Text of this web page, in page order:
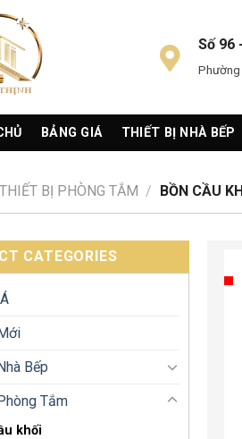
Số 96
Phường
BẢNG GIÁ THIẾT BỊ NHÀ BẾP
THIẾT BỊ PHÒNG TẮM / BỒN CẦU
CATEGORIES
Bếp
Tắm
khối